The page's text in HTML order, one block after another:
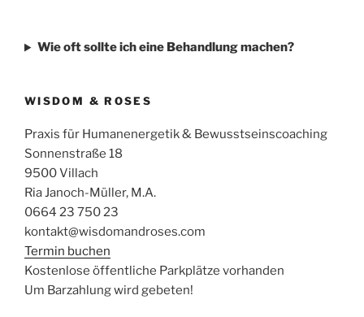
Wie oft sollte ich eine Behandlung machen?
WISDOM & ROSES
Praxis für Humanenergetik & Bewusstseinscoaching
Sonnenstraße 18
9500 Villach
Ria Janoch-Müller, M.A.
0664 23 750 23
kontakt@wisdomandroses.com
Termin buchen
Kostenlose öffentliche Parkplätze vorhanden
Um Barzahlung wird gebeten!